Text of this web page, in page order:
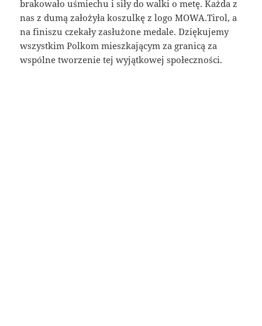
brakowało uśmiechu i siły do walki o metę. Każda z
nas z dumą założyła koszulkę z logo MOWA.Tirol, a
na finiszu czekały zasłużone medale. Dziękujemy
wszystkim Polkom mieszkającym za granicą za
wspólne tworzenie tej wyjątkowej społeczności.